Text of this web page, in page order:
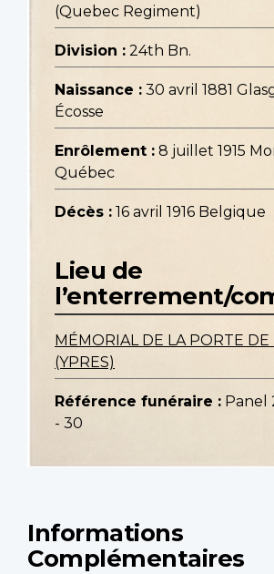
(Quebec Regiment)
Division : 24th Bn.
Naissance : 30 avril 1881
Écosse
Enrôlement : 8 juillet 1915
Québec
Décès : 16 avril 1916 Belgique
Lieu de
l’enterrement/
MÉMORIAL DE LA PORTE DE
(YPRES)
Référence funéraire : Panel
- 30
Informations
Complémentaires